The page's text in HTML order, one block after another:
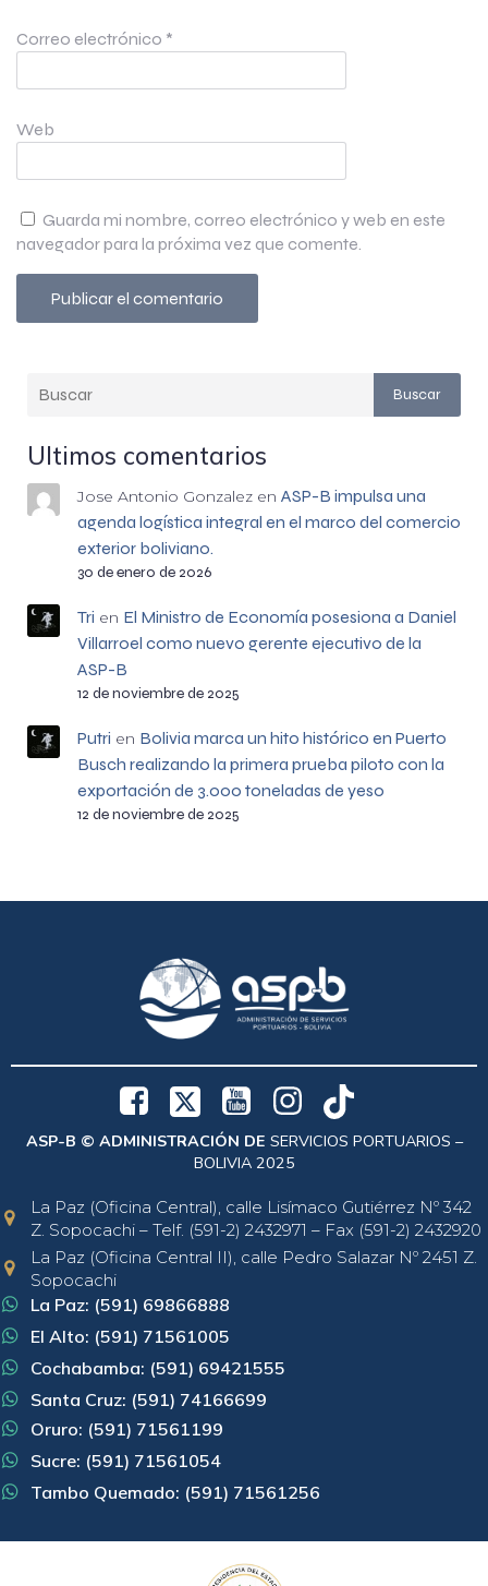
Correo electrónico *
Web
Guarda mi nombre, correo electrónico y web en este
navegador para la próxima vez que comente.
Buscar
Ultimos comentarios
Jose Antonio Gonzalezen ASP-B impulsa una
agenda logística integral en el marco del comercio
exterior boliviano.
30 de enero de 2026
Tri en El Ministro de Economía posesiona a Daniel
Villarroel como nuevo gerente ejecutivo de la
ASP-B
12 de noviembre de 2025
Putri en Bolivia marca un hito histórico en Puerto
Busch realizando la primera prueba piloto con la
exportación de 3.000 toneladas de yeso
12 de noviembre de 2025
ASP-B © ADMINISTRACIÓN DE SERVICIOS PORTUARIOS –
BOLIVIA 2025
La Paz (Oficina Central), calle Lisímaco Gutiérrez Nº 342
Z. Sopocachi – Telf. (591-2) 2432971 – Fax (591-2) 2432920
La Paz (Oficina Central II), calle Pedro Salazar Nº 2451 Z.
Sopocachi
La Paz: (591) 69866888
El Alto: (591) 71561005
Cochabamba: (591) 69421555
Santa Cruz: (591) 74166699
Oruro: (591) 71561199
Sucre: (591) 71561054
Tambo Quemado: (591) 71561256